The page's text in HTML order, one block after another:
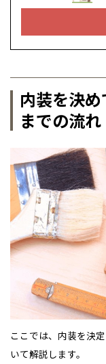
内装を決
までの流れ
ここでは、内装を決
いて解説します。